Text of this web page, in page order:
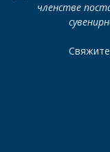
членстве